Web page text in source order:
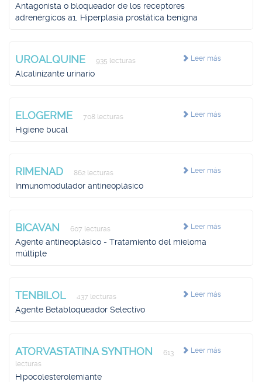
Antagonista o bloqueador de los receptores
adrenérgicos a1, Hiperplasia prostática benigna
Leer más
UROALQUINE 935 lecturas
Alcalinizante urinario
Leer más
ELOGERME 708 lecturas
Higiene bucal
Leer más
RIMENAD 862 lecturas
Inmunomodulador antineoplásico
Leer más
BICAVAN 607 lecturas
Agente antineoplásico - Tratamiento del mieloma
múltiple
Leer más
TENBILOL 437 lecturas
Agente Betabloqueador Selectivo
Leer más
ATORVASTATINA SYNTHON
613
lecturas
Hipocolesterolemiante